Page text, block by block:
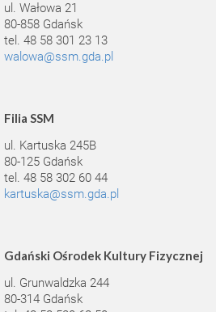
ul. Wałowa 21
80-858 Gdańsk
tel. 48 58 301 23 13
walowa@ssm.gda.pl
Filia SSM
ul. Kartuska 245B
80-125 Gdańsk
tel. 48 58 302 60 44
kartuska@ssm.gda.pl
Gdański Ośrodek Kultury Fizycznej
ul. Grunwaldzka 244
80-314 Gdańsk